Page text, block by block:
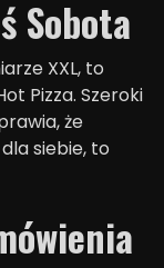
Sobota
XXL, to
Pizza. Szeroki
że
siebie, to